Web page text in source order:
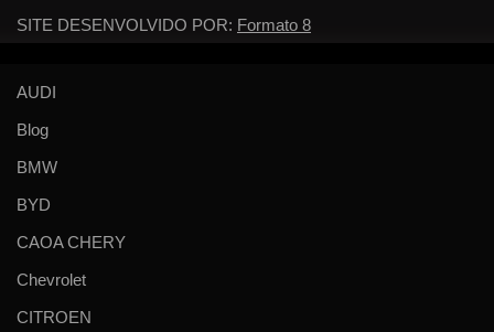
SITE DESENVOLVIDO POR: Formato 8
AUDI
Blog
BMW
BYD
CAOA CHERY
Chevrolet
CITROEN